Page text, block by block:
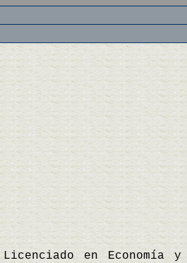
en Economía